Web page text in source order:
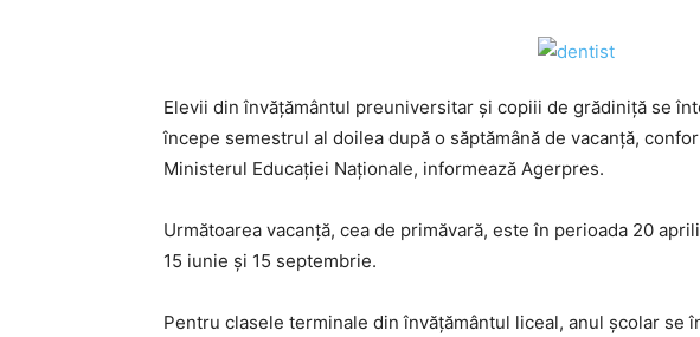
Elevii din învăţământul preuniversitar şi copiii de grădiniţă se
începe semestrul al doilea după o săptămână de vacanţă,
Ministerul Educaţiei Naţionale, informează Agerpres.
Următoarea vacanţă, cea de primăvară, este în perioada 20
15 iunie şi 15 septembrie.
Pentru clasele terminale din învăţământul liceal, anul şcolar se